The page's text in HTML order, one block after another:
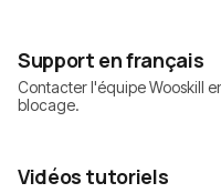
Support en français
Contacter l'équipe Wooskill
blocage.
Vidéos tutoriels